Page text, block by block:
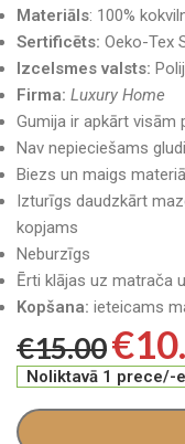
Materiāls: 100%
Sertificēts: Oeko-Tex
Izcelsmes valsts:
Firma: Luxury Home
Gumija ir apkārt visām
Nav nepieciešams
Biezs un maigs
Izturīgs daudzkārt
kopjams
Neburzīgs
Ērti klājas uz matrača
Kopšana: ieteicams
€15.00€
Noliktavā 1 prece/-